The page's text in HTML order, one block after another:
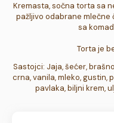
Kremasta, sočna torta sa
pažljivo odabrane
sa
Torta je
Sastojci: Jaja, šećer,
crna, vanila, mleko, gustin,
pavlaka, biljni krem,